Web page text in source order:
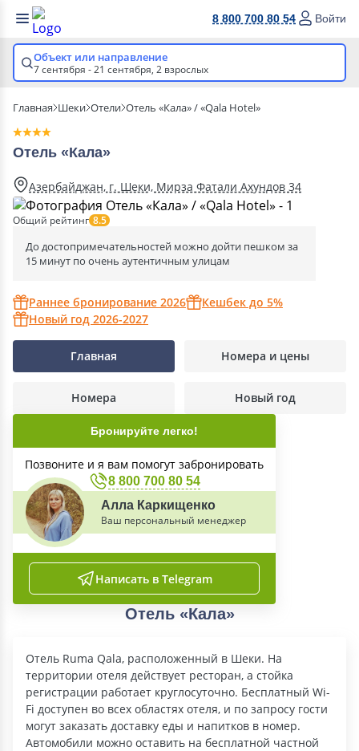
8 800 700 80 54 Войти
Объект или направление
7 сентября - 21 сентября, 2 взрослых
Главная Шеки Отели Отель «Кала» / «Qala Hotel»
Отель «Кала»
Азербайджан, г. Шеки, Мирза Фатали Ахундов 34
Общий рейтинг 8.5
До достопримечательностей можно дойти пешком за
15 минут по очень аутентичным улицам
Раннее бронирование 2026
Кешбек до 5%
Новый год 2026-2027
Главная Номера и цены
Номера Новый год
Бронируйте легко!
Позвоните и я вам помогут забронировать
8 800 700 80 54
Алла Каркищенко
Ваш персональный менеджер
Написать в Telegram
Отель «Кала»
Отель Ruma Qala, расположенный в Шеки. На
территории отеля действует ресторан, а стойка
регистрации работает круглосуточно. Бесплатный Wi-
Fi доступен во всех областях отеля, и по запросу гости
могут заказать доставку еды и напитков в номер.
Автомобили можно оставить на бесплатной частной